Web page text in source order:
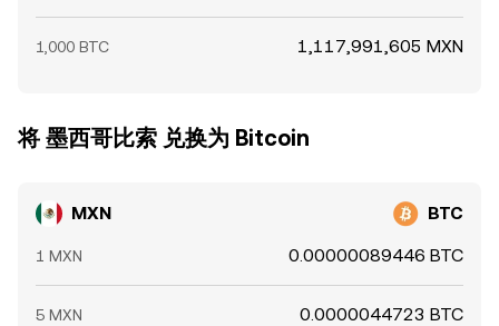
1,000 BTC 1,117,991,605 MXN
将 墨西哥比索 兑换为 Bitcoin
MXN BTC
1 MXN 0.00000089446 BTC
5 MXN 0.0000044723 BTC